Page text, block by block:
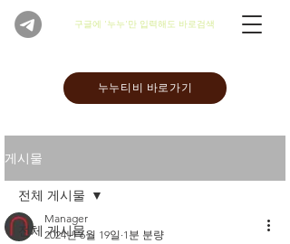
​구글에 '누누'만 입력해도 바로검색
누누티비 바로가기
게시물
전체 게시물
전체 게시물
Manager
2024년 6월 19일 1분 분량